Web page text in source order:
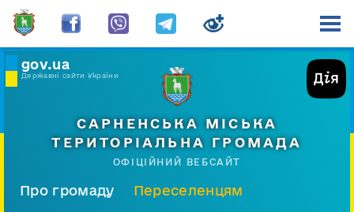
gov.ua
Державні сайти України
САРНЕНСЬКА МІСЬКА
ТЕРИТОРІАЛЬНА ГРОМАДА
ОФІЦІЙНИЙ ВЕБСАЙТ
Про громаду
Переселенцям